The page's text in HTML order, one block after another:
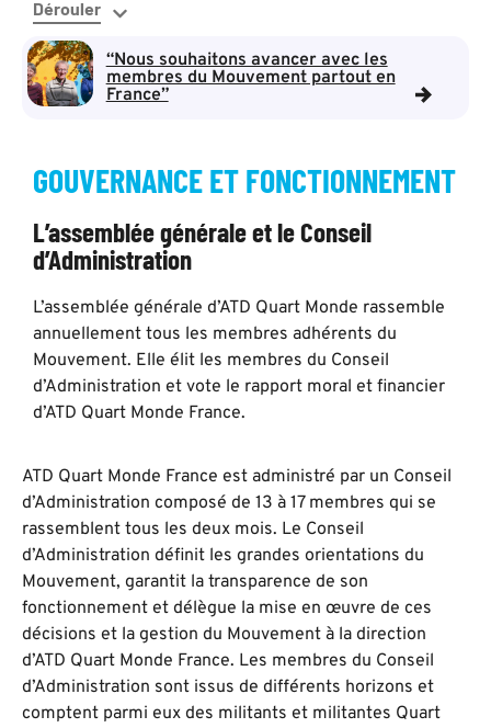
“Nous souhaitons avancer avec les
membres du Mouvement partout en
France”
GOUVERNANCE ET FONCTIONNEMENT
L’assemblée générale et le Conseil
d’Administration
L’assemblée générale d’ATD Quart Monde rassemble
annuellement tous les membres adhérents du
Mouvement. Elle élit les membres du Conseil
d’Administration et vote le rapport moral et financier
d’ATD Quart Monde France.
ATD Quart Monde France est administré par un Conseil
d’Administration composé de 13 à 17 membres qui se
rassemblent tous les deux mois. Le Conseil
d’Administration définit les grandes orientations du
Mouvement, garantit la transparence de son
fonctionnement et délègue la mise en œuvre de ces
décisions et la gestion du Mouvement à la direction
d’ATD Quart Monde France. Les membres du Conseil
d’Administration sont issus de différents horizons et
comptent parmi eux des militants et militantes Quart